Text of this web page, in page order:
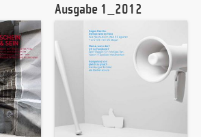
Ausgabe 1_2012